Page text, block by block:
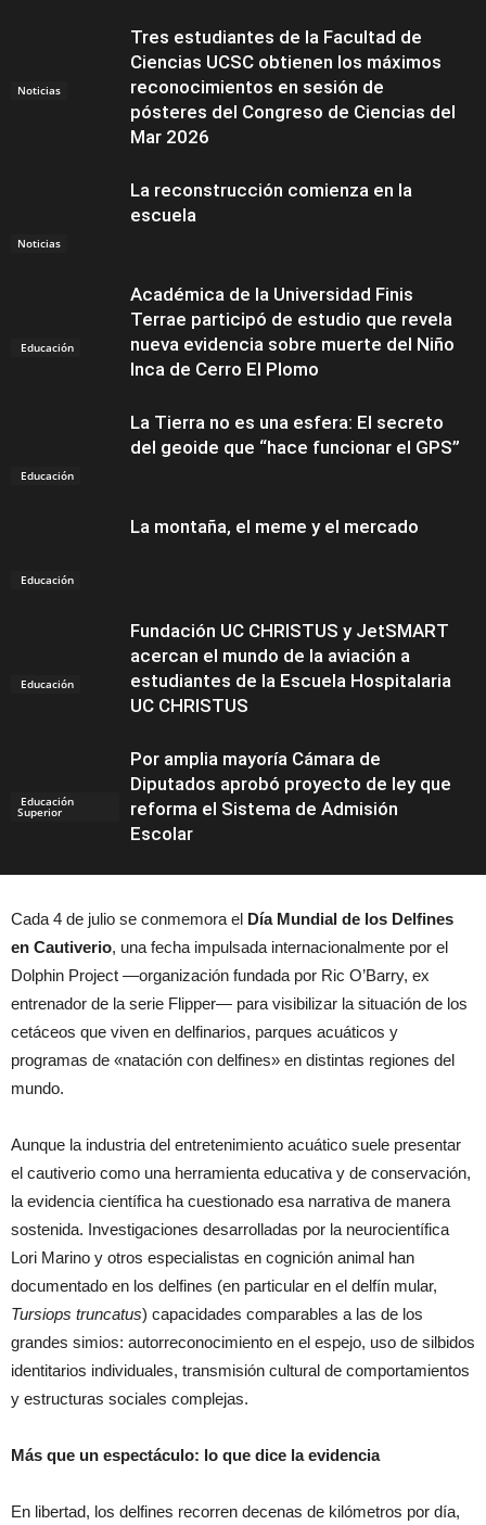
Noticias
Tres estudiantes de la Facultad de
Ciencias UCSC obtienen los máximos
reconocimientos en sesión de
pósteres del Congreso de Ciencias del
Mar 2026
Noticias
La reconstrucción comienza en la
escuela
Educación
Académica de la Universidad Finis
Terrae participó de estudio que revela
nueva evidencia sobre muerte del Niño
Inca de Cerro El Plomo
Educación
La Tierra no es una esfera: El secreto
del geoide que “hace funcionar el GPS”
Educación
La montaña, el meme y el mercado
Educación
Fundación UC CHRISTUS y JetSMART
acercan el mundo de la aviación a
estudiantes de la Escuela Hospitalaria
UC CHRISTUS
Educación
Superior
Por amplia mayoría Cámara de
Diputados aprobó proyecto de ley que
reforma el Sistema de Admisión
Escolar
Cada 4 de julio se conmemora el Día Mundial de los Delfines
en Cautiverio, una fecha impulsada internacionalmente por el
Dolphin Project —organización fundada por Ric O’Barry, ex
entrenador de la serie Flipper— para visibilizar la situación de los
cetáceos que viven en delfinarios, parques acuáticos y
programas de «natación con delfines» en distintas regiones del
mundo.
Aunque la industria del entretenimiento acuático suele presentar
el cautiverio como una herramienta educativa y de conservación,
la evidencia científica ha cuestionado esa narrativa de manera
sostenida. Investigaciones desarrolladas por la neurocientífica
Lori Marino y otros especialistas en cognición animal han
documentado en los delfines (en particular en el delfín mular,
Tursiops truncatus) capacidades comparables a las de los
grandes simios: autorreconocimiento en el espejo, uso de silbidos
identitarios individuales, transmisión cultural de comportamientos
y estructuras sociales complejas.
Más que un espectáculo: lo que dice la evidencia
En libertad, los delfines recorren decenas de kilómetros por día,